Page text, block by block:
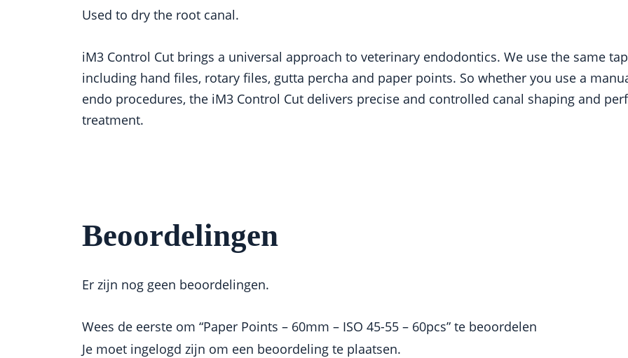
Used to dry the root canal.
iM3 Control Cut brings a universal approach to veterinary endodontics. We use the same
including hand files, rotary files, gutta percha and paper points. So whether you use a
endo procedures, the iM3 Control Cut delivers precise and controlled canal shaping and
treatment.
Beoordelingen
Er zijn nog geen beoordelingen.
Wees de eerste om “Paper Points – 60mm – ISO 45-55 – 60pcs” te beoordelen
Je moet ingelogd zijn om een beoordeling te plaatsen.